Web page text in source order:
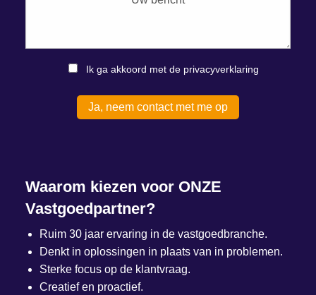
Ik ga akkoord met de privacyverklaring
Waarom kiezen voor ONZE
Vastgoedpartner?
Ruim 30 jaar ervaring in de vastgoedbranche.
Denkt in oplossingen in plaats van in problemen.
Sterke focus op de klantvraag.
Creatief en proactief.